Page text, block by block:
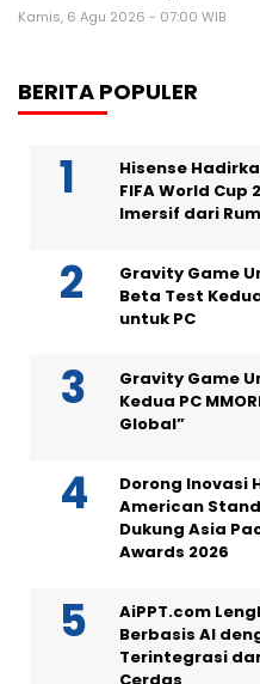
Kamis, 6 Agu 2026 - 07:00 WIB
BERITA POPULER
Hisense
FIFA World Cup
Imersif dari
Gravity Game
Beta Test
untuk PC
Gravity Game
Kedua PC
Global”
Dorong Inovasi
American
Dukung Asia
Awards 2026
AiPPT.com
Berbasis AI
Terintegrasi